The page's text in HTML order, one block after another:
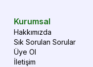
Kurumsal
Hakkımızda
Sık Sorulan Sorular
Üye Ol
İletişim